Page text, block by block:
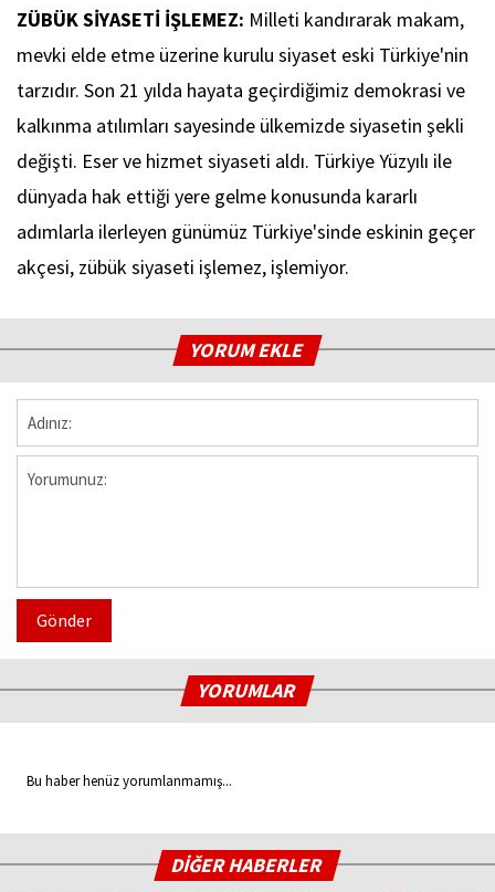
ZÜBÜK SİYASETİ İŞLEMEZ: Milleti kandırarak makam,
mevki elde etme üzerine kurulu siyaset eski Türkiye'nin
tarzıdır. Son 21 yılda hayata geçirdiğimiz demokrasi ve
kalkınma atılımları sayesinde ülkemizde siyasetin şekli
değişti. Eser ve hizmet siyaseti aldı. Türkiye Yüzyılı ile
dünyada hak ettiği yere gelme konusunda kararlı
adımlarla ilerleyen günümüz Türkiye'sinde eskinin geçer
akçesi, zübük siyaseti işlemez, işlemiyor.
YORUM EKLE
Gönder
YORUMLAR
Bu haber henüz yorumlanmamış...
DİĞER HABERLER